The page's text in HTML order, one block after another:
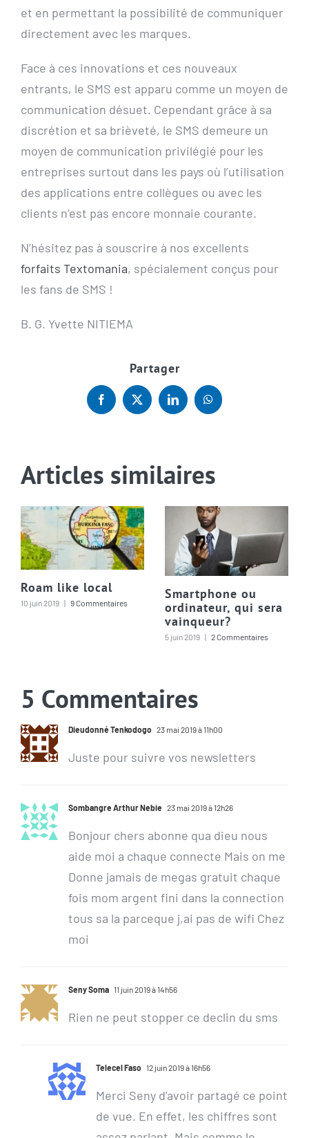
et en permettant la possibilité de communiquer
directement avec les marques.
Face à ces innovations et ces nouveaux
entrants, le SMS est apparu comme un moyen de
communication désuet. Cependant grâce à sa
discrétion et sa brièveté, le SMS demeure un
moyen de communication privilégié pour les
entreprises surtout dans les pays où l’utilisation
des applications entre collègues ou avec les
clients n’est pas encore monnaie courante.
N’hésitez pas à souscrire à nos excellents
forfaits Textomania, spécialement conçus pour
les fans de SMS !
B. G. Yvette NITIEMA
Partager
Facebook
X LinkedInWhatsApp
Articles similaires
Roam like local
10 juin 2019 | 9 Commentaires
Smartphone ou
ordinateur, qui sera
vainqueur?
5 juin 2019 | 2 Commentaires
5 Commentaires
Dieudonné Tenkodogo 23 mai 2019 à 11h00
Juste pour suivre vos newsletters
Sombangre Arthur Nebie 23 mai 2019 à 12h26
Bonjour chers abonne qua dieu nous
aide moi a chaque connecte Mais on me
Donne jamais de megas gratuit chaque
fois mom argent fini dans la connection
tous sa la parceque j,ai pas de wifi Chez
moi
Seny Soma 11 juin 2019 à 14h56
Rien ne peut stopper ce declin du sms
Telecel Faso 12 juin 2019 à 16h56
Merci Seny d’avoir partagé ce point
de vue. En effet, les chiffres sont